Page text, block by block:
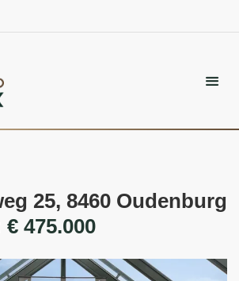
25, 8460 Oudenburg
475.000